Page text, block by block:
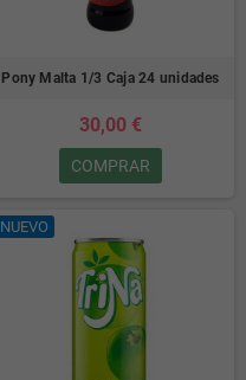
Pony Malta 1/3 Caja 24 unidades
30,00 €
COMPRAR
NUEVO